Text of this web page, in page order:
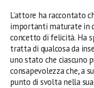
L’attore ha raccontato
importanti maturate in
concetto di felicità. Ha
tratta di qualcosa da
uno stato che ciascuno
consapevolezza che, a
punto di svolta nella